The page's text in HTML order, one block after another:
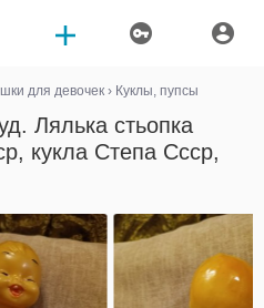
для девочек › Куклы, пупсы
Лялька стьопка
кукла Степа Ссср,